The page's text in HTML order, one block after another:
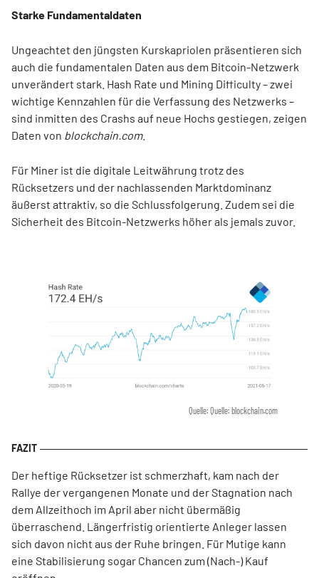
Starke Fundamentaldaten
Ungeachtet den jüngsten Kurskapriolen präsentieren sich
auch die fundamentalen Daten aus dem Bitcoin-Netzwerk
unverändert stark. Hash Rate und Mining Difficulty – zwei
wichtige Kennzahlen für die Verfassung des Netzwerks –
sind inmitten des Crashs auf neue Hochs gestiegen, zeigen
Daten von blockchain.com.
Für Miner ist die digitale Leitwährung trotz des
Rücksetzers und der nachlassenden Marktdominanz
äußerst attraktiv, so die Schlussfolgerung. Zudem sei die
Sicherheit des Bitcoin-Netzwerks höher als jemals zuvor.
Quelle: Quelle: blockchain.com
Der heftige Rücksetzer ist schmerzhaft, kam nach der
Rallye der vergangenen Monate und der Stagnation nach
dem Allzeithoch im April aber nicht übermäßig
überraschend. Längerfristig orientierte Anleger lassen
sich davon nicht aus der Ruhe bringen. Für Mutige kann
eine Stabilisierung sogar Chancen zum (Nach-) Kauf